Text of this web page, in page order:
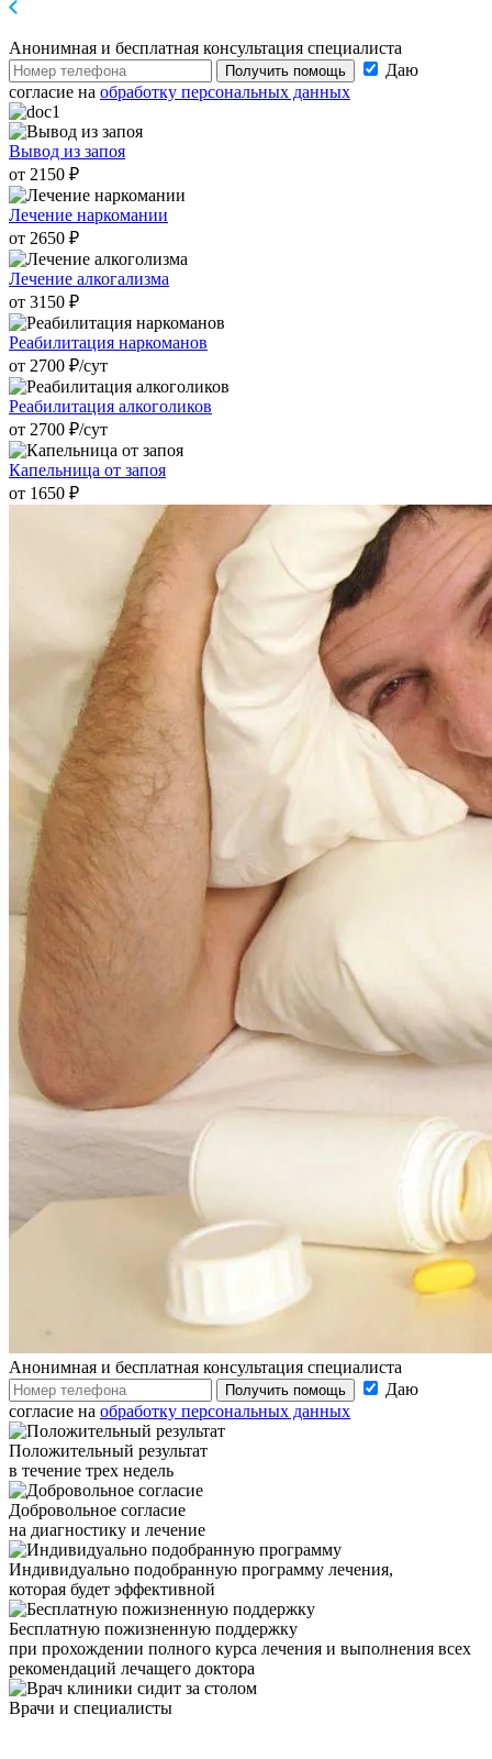
Анонимная и бесплатная консультация специалиста
Получить помощь
Даю
согласие на обработку персональных данных
Вывод из запоя
от 2150 ₽
Лечение наркомании
от 2650 ₽
Лечение алкогализма
от 3150 ₽
Реабилитация наркоманов
от 2700 ₽/cут
Реабилитация алкоголиков
от 2700 ₽/cут
Капельница от запоя
от 1650 ₽
Анонимная и бесплатная консультация специалиста
Получить помощь
Даю
согласие на обработку персональных данных
Положительный результат
в течение трех недель
Добровольное согласие
на диагностику и лечение
Индивидуально подобранную программу лечения,
которая будет эффективной
Бесплатную пожизненную поддержку
при прохождении полного курса лечения и выполнения всех
рекомендаций лечащего доктора
Врачи и специалисты